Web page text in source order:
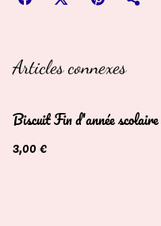
Articles connexes
Biscuit Fin d'année scolaire
3,00 €